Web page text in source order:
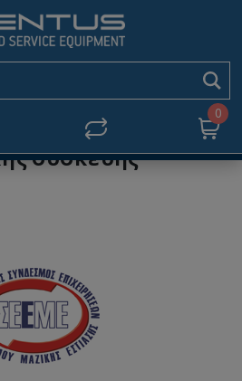
0
Εγγύηση
αγοραστή
συσκευής